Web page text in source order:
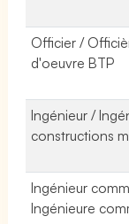
Officier /
d'oeuvre BTP
Ingénieur /
constructions
Ingénieur
Ingénieure